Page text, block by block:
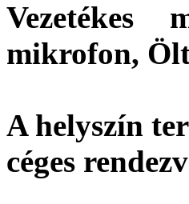
Vezetékes
mikrofon,
A helyszín
céges